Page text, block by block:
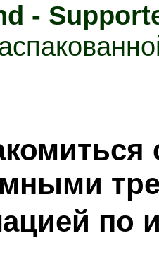
-
по